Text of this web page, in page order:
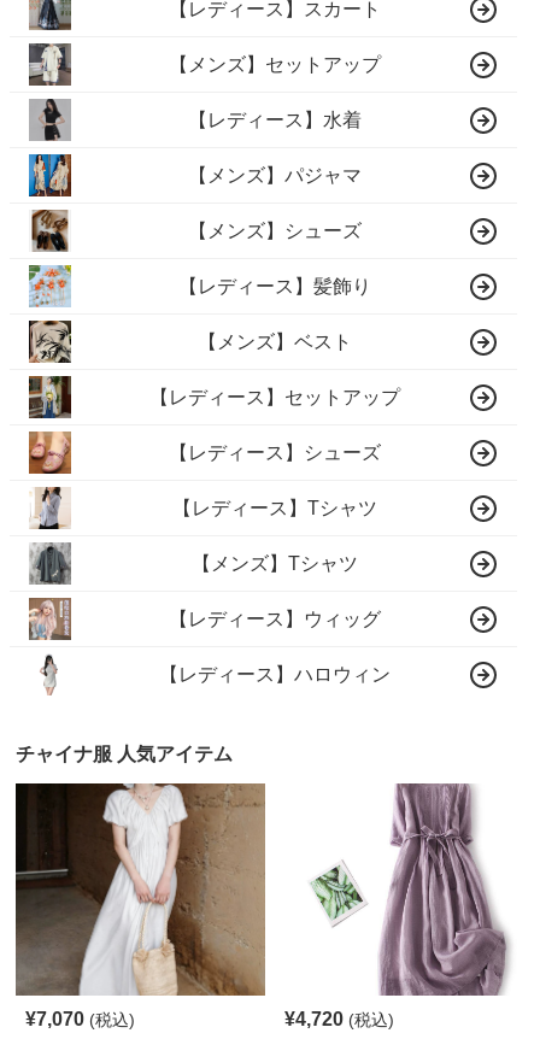
【レディース】スカート
【メンズ】セットアップ
【レディース】水着
【メンズ】パジャマ
【メンズ】シューズ
【レディース】髪飾り
【メンズ】ベスト
【レディース】セットアップ
【レディース】シューズ
【レディース】Tシャツ
【メンズ】Tシャツ
【レディース】ウィッグ
【レディース】ハロウィン
チャイナ服 人気アイテム
¥7,070 (税込) ¥4,720 (税込)